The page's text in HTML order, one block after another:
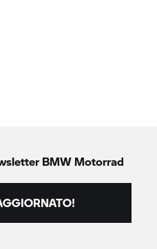
BMW Motorrad